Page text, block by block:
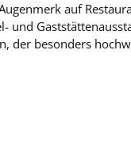
auf
und
der besonders